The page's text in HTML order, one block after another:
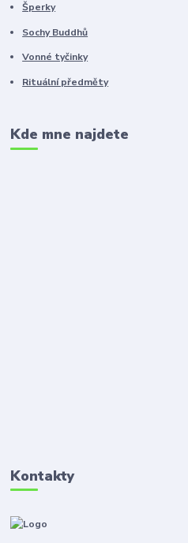
Šperky
Sochy Buddhů
Vonné tyčinky
Rituální předměty
Kde mne najdete
Kontakty